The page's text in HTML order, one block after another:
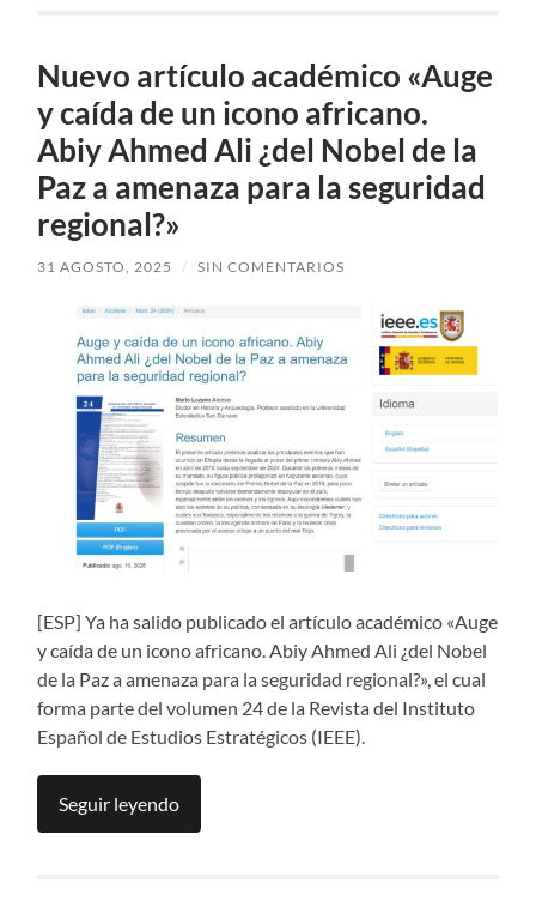
Nuevo artículo académico «Auge
y caída de un icono africano.
Abiy Ahmed Ali ¿del Nobel de la
Paz a amenaza para la seguridad
regional?»
31 AGOSTO, 2025 / SIN COMENTARIOS
[ESP] Ya ha salido publicado el artículo académico «Auge
y caída de un icono africano. Abiy Ahmed Ali ¿del Nobel
de la Paz a amenaza para la seguridad regional?», el cual
forma parte del volumen 24 de la Revista del Instituto
Español de Estudios Estratégicos (IEEE).
Seguir leyendo